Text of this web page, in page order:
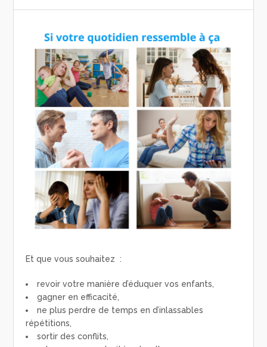
Et que vous souhaitez :
revoir votre manière d’éduquer vos enfants,
gagner en efficacité,
ne plus perdre de temps en d’inlassables
répétitions,
sortir des conflits,